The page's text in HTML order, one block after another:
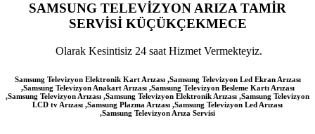
SAMSUNG TELEVİZYON ARIZA TAMİR
SERVİSİ KÜÇÜKÇEKMECE
Olarak Kesintisiz 24 saat Hizmet Vermekteyiz.
Samsung Televizyon Elektronik Kart Arızası ,Samsung Televizyon Led Ekran Arızası
,Samsung Televizyon Anakart Arızası ,Samsung Televizyon Besleme Kartı Arızası
,Samsung Televizyon Arızası ,Samsung Televizyon Elektronik Arızası ,Samsung Televizyon
LCD tv Arızası ,Samsung Plazma Arızası ,Samsung Televizyon Led Arızası
,Samsung Televizyon Arıza Servisi